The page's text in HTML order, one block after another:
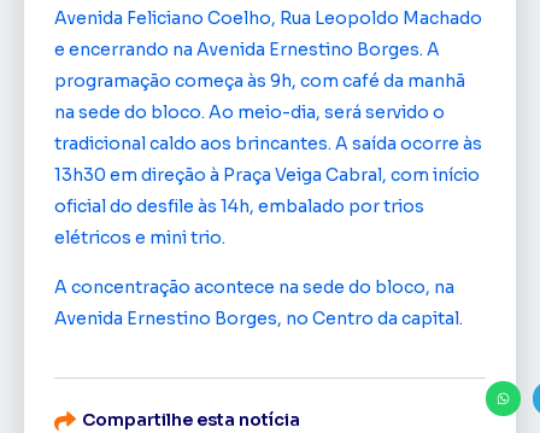
Avenida Feliciano Coelho, Rua Leopoldo Machado
e encerrando na Avenida Ernestino Borges. A
programação começa às 9h, com café da manhã
na sede do bloco. Ao meio-dia, será servido o
tradicional caldo aos brincantes. A saída ocorre às
13h30 em direção à Praça Veiga Cabral, com início
oficial do desfile às 14h, embalado por trios
elétricos e mini trio.
A concentração acontece na sede do bloco, na
Avenida Ernestino Borges, no Centro da capital.
Compartilhe esta notícia